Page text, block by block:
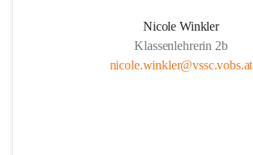
Nicole Winkler
Klassenlehrerin 2b
nicole.winkler@vssc.vobs.at